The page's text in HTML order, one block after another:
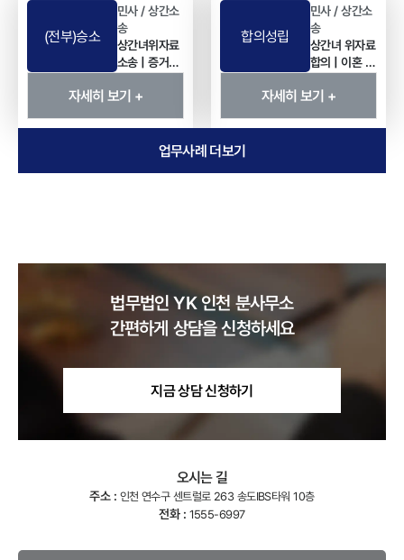
(전부)승소
민사 / 상간소
송
상간녀위자료
소송 | 증거보
전 신청으로
이끌어낸 4천
용 사례
자세히 보기 +
합의성립
민사 / 상간소
송
상간녀 위자료
합의 | 이혼 후
소송 없이 3천
만 원 지급 받
자세히 보기 +
업무사례 더보기
법무법인 YK인천 분사무소
간편하게 상담을 신청하세요
지금 상담 신청하기
오시는 길
주소 : 인천 연수구 센트럴로 263 송도IBS타워 10층
전화 : 1555-6997